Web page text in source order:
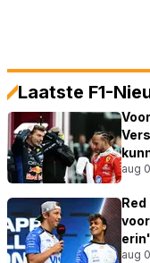
Laatste F1-
aug
aug